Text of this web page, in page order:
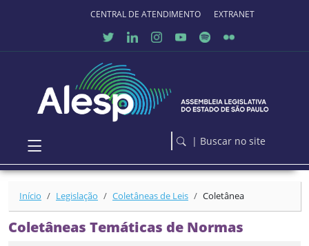
Ir para o conteúdo principal
PORTAL
CENTRAL DE ATENDIMENTO EXTRANET
| Buscar no site
Início Legislação Coletâneas de Leis Coletânea
Coletâneas Temáticas de Normas